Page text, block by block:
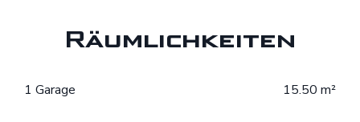
Räumlichkeiten
1 Garage 15.50 m²